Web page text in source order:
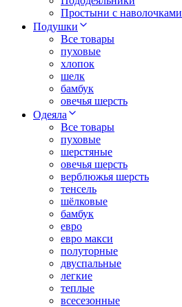
Простыни с наволочками
Подушки
Все товары
пуховые
хлопок
шелк
бамбук
овечья шерсть
Одеяла
Все товары
пуховые
шерстяные
овечья шерсть
верблюжья шерсть
тенсель
шёлковые
бамбук
евро
евро макси
полуторные
двуспальные
легкие
теплые
всесезонные